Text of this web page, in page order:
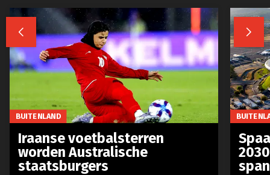
 
BUITENLAND
Iraanse voetbalsterren
worden Australische
staatsburgers